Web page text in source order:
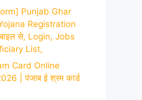
Punjab Ghar
Registration
से, Login, Jobs
List,
Card Online
| पंजाब ई श्रम कार्ड